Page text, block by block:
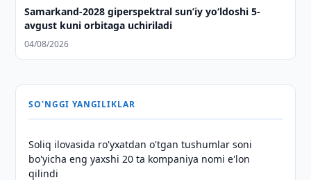
Samarkand-2028 giperspektral sun’iy yo‘ldoshi 5-
avgust kuni orbitaga uchiriladi
04/08/2026
SO'NGGI YANGILIKLAR
Soliq ilovasida ro'yxatdan o'tgan tushumlar soni
bo'yicha eng yaxshi 20 ta kompaniya nomi e'lon
qilindi